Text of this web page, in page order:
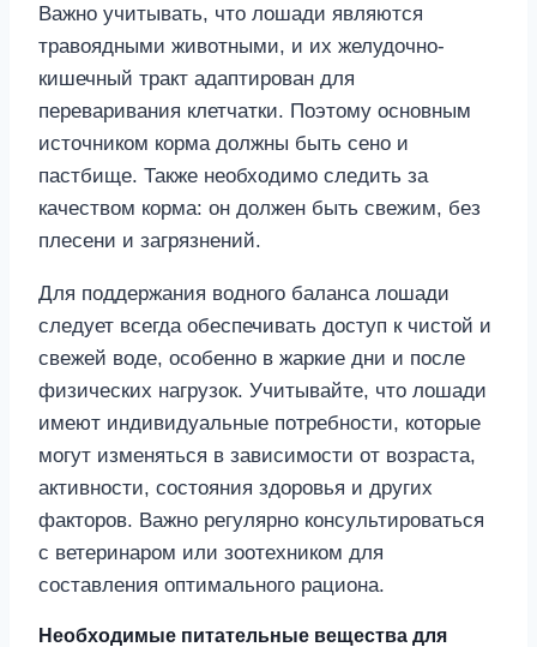
Важно учитывать, что лошади являются
травоядными животными, и их желудочно-
кишечный тракт адаптирован для
переваривания клетчатки. Поэтому основным
источником корма должны быть сено и
пастбище. Также необходимо следить за
качеством корма: он должен быть свежим, без
плесени и загрязнений.
Для поддержания водного баланса лошади
следует всегда обеспечивать доступ к чистой и
свежей воде, особенно в жаркие дни и после
физических нагрузок. Учитывайте, что лошади
имеют индивидуальные потребности, которые
могут изменяться в зависимости от возраста,
активности, состояния здоровья и других
факторов. Важно регулярно консультироваться
с ветеринаром или зоотехником для
составления оптимального рациона.
Необходимые питательные вещества для